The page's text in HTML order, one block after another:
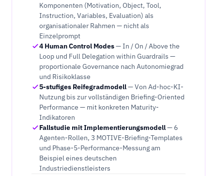
Komponenten (Motivation, Object, Tool,
Instruction, Variables, Evaluation) als
organisationaler Rahmen — nicht als
Einzelprompt
4 Human Control Modes—In / On / Above the
Loop und Full Delegation within Guardrails —
proportionale Governance nach Autonomiegrad
und Risikoklasse
5-stufiges Reifegradmodell—Von Ad-hoc-KI-
Nutzung bis zur vollständigen Briefing-Oriented
Performance — mit konkreten Maturity-
Indikatoren
Fallstudie mit Implementierungsmodell— 6
Agenten-Rollen, 3 MOTIVE-Briefing-Templates
und Phase-5-Performance-Messung am
Beispiel eines deutschen
Industriedienstleisters